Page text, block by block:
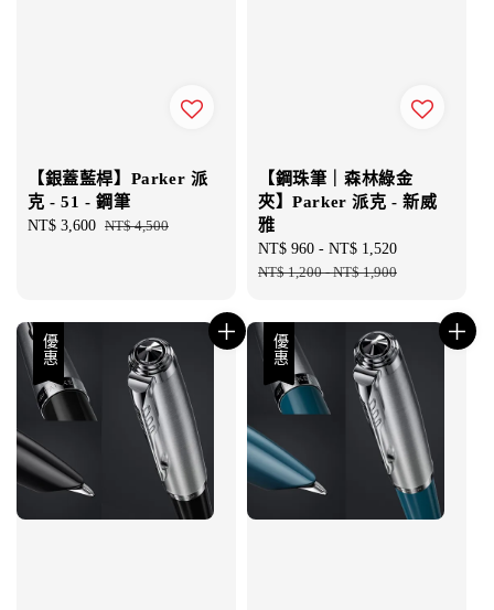
【銀蓋藍桿】Parker 派
克 - 51 - 鋼筆
Sale
NT$ 3,600 Regular
NT$ 4,500
【鋼珠筆｜森林綠金
夾】Parker 派克 - 新威
雅
Sale
price
NT$ 960 - NT$ 1,520
NT$ 1,200-NT$ 1,900
優惠 優惠